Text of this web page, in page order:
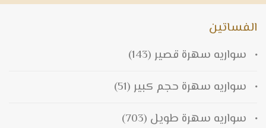
الفساتين
سواريه سهرة قصير (143)
سواريه سهرة حجم كبير (51)
سواريه سهرة طويل (703)